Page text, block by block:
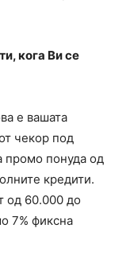
кога Ви се
е вашата
чекор под
промо понуда од
кредити.
од 60.000 до
7% фиксна